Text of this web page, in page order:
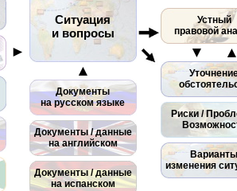
►
Ситуация
и вопросы
▲
Документы
на русском языке
Документы / данные
на английском
Документы / данные
на испанском
Устный
правовой
▼
Риски /
Варианты
изменения